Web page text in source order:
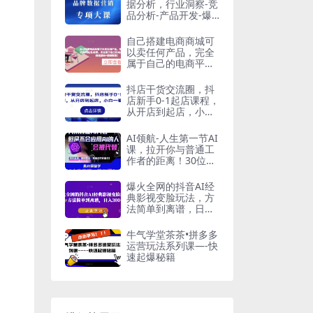
据分析，行业洞察-竞
品分析-产品开发-爆
自己搭建电商商城可
以卖任何产品，完全
属于自己的电商平台
频教程】
抖店干货交流圈，抖
店新手0-1起店课程，
从开店到起店，小白
AI领航-人生第一节AI
课，拉开你与普通工
作者的距离！30位AI
小时Al心得
爆火全网的抖音AI经
典影视变脸玩法，方
法简单到离谱，日入
牛气学堂茶茶•拼多多
运营玩法系列课—-快
速起爆秘籍